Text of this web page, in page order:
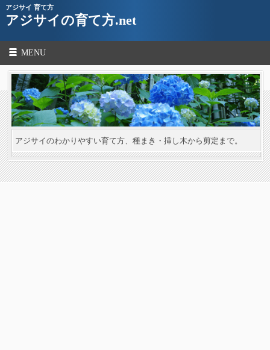
アジサイ 育て方
アジサイの育て方.net
MENU
アジサイのわかりやすい育て方、種まき・挿し木から剪定まで。